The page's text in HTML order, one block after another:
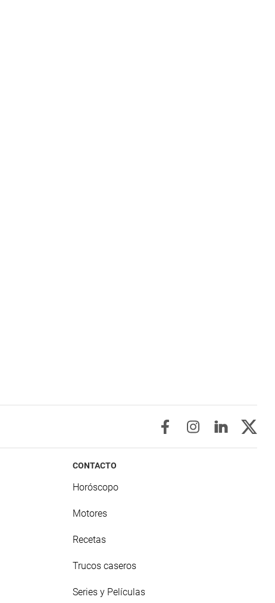
CONTACTO
Horóscopo
Motores
Recetas
Trucos caseros
Series y Películas